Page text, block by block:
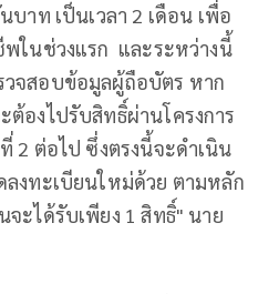
าท เป็นเวลา 2 เดือน เพื่อ
พในช่วงแรก และระหว่างนี้
วจสอบข้อมูลผู้ถือบัตร หาก
องไปรับสิทธิ์ผ่านโครงการ
2 ต่อไป ซึ่งตรงนี้จะดำเนิน
ลงทะเบียนใหม่ด้วย ตามหลัก
ะได้รับเพียง 1 สิทธิ์" นาย